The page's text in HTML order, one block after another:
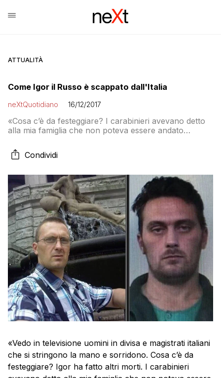
ATTUALITÀ
Come Igor il Russo è scappato dall'Italia
neXtQuotidiano 16/12/2017
«Cosa c’è da festeggiare? I carabinieri avevano detto
alla mia famiglia che non poteva essere andato
Valerio Verri. La procura però smentisce le
sottovalutazioni
Condividi
«Vedo in televisione uomini in divisa e magistrati italiani
che si stringono la mano e sorridono. Cosa c’è da
festeggiare? Igor ha fatto altri morti. I carabinieri